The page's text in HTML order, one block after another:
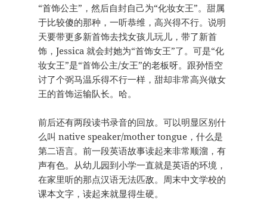
“首饰公主”，然后自封自己为“化妆女王”。甜属
于比较傻的那种，一听恭维，高兴得不行。说明
天要带更多新首饰去找女孩儿玩儿，带了新首
饰，Jessica 就会封她为“首饰女王”了。可是“化
妆女王”是“首饰公主/女王”的老板呀。跟孙悟空
讨了个弼马温乐得不行一样，甜却非常高兴做女
王的首饰运输队长。哈。
前后还有两段读书录音的回放。可以明显区别什
么叫 native speaker/mother tongue，什么是
第二语言。前一段英语故事读起来非常顺溜，有
声有色。从幼儿园到小学一直就是英语的环境，
在家里听的那点汉语无法匹敌。周末中文学校的
课本文字，读起来就显得生硬。